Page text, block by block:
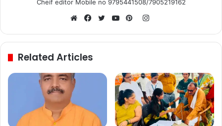
Cheif editor Mobile no 9795441508/7905219162
Instagram
Related Articles